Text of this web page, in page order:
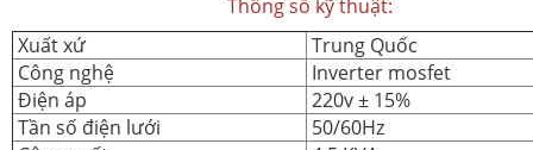
Thông số kỹ thuật:
Xuất xứ
Trung Quốc
Công nghệ
Inverter mosfet
Điện áp
220v ± 15%
Tần số điện lưới
50/60Hz